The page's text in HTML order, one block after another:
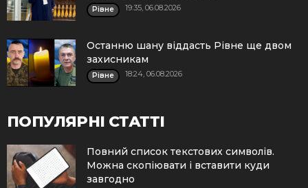
Рівне 19:35, 06.08.2026
Останню шану віддасть Рівне ще двом
захисникам
Рівне 18:24, 06.08.2026
ПОПУЛЯРНІ СТАТТІ
Повний список текстових символів.
Можна скопіювати і вставити куди
завгодно